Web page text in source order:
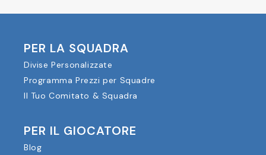
PER LA SQUADRA
Divise Personalizzate
Programma Prezzi per Squadre
Il Tuo Comitato & Squadra
PER IL GIOCATORE
Blog